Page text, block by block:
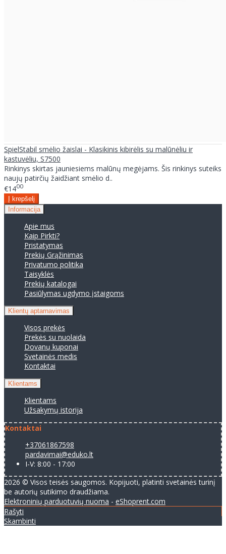
SpielStabil smėlio žaislai - Klasikinis kibirėlis su malūnėliu ir
kastuvėliu, S7500
Rinkinys skirtas jauniesiems malūnų megėjams. Šis rinkinys suteiks
naujų patirčių žaidžiant smėlio d..
€1400
Informacija
Apie mus
Kaip Pirkti?
Pristatymas
Prekių Grąžinimas
Privatumo politika
Taisyklės
Prekių katalogai
Pasiūlymas ugdymo įstaigoms
Klientų aptarnavimas
Visos prekės
Prekės su nuolaida
Dovanų kuponai
Svetainės medis
Kontaktai
Klientams
Klientams
Užsakymų istorija
Kontaktai
+37061867598
pardavimai@eduko.lt
I-V: 8:00 - 17:00
2026 © Visos teisės saugomos. Kopijuoti, platinti svetainės turinį
be autorių sutikimo draudžiama.
Elektroninių parduotuvių nuoma - eShoprent.com
Rašyti
Skambinti